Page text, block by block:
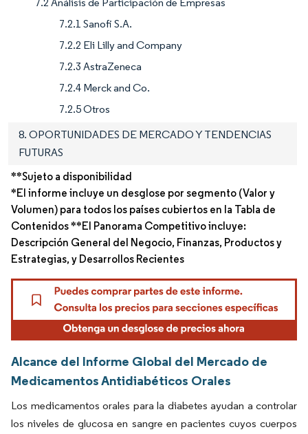
7.2.1 Sanofi S.A.
7.2.2 Eli Lilly and Company
7.2.3 AstraZeneca
7.2.4 Merck and Co.
7.2.5 Otros
8. OPORTUNIDADES DE MERCADO Y TENDENCIAS
FUTURAS
**Sujeto a disponibilidad
*El informe incluye un desglose por segmento (Valor y
Volumen) para todos los países cubiertos en la Tabla de
Contenidos **El Panorama Competitivo incluye:
Descripción General del Negocio, Finanzas, Productos y
Estrategias, y Desarrollos Recientes
Alcance del Informe Global del Mercado de
Medicamentos Antidiabéticos Orales
Los medicamentos orales para la diabetes ayudan a controlar
los niveles de glucosa en sangre en pacientes cuyos cuerpos